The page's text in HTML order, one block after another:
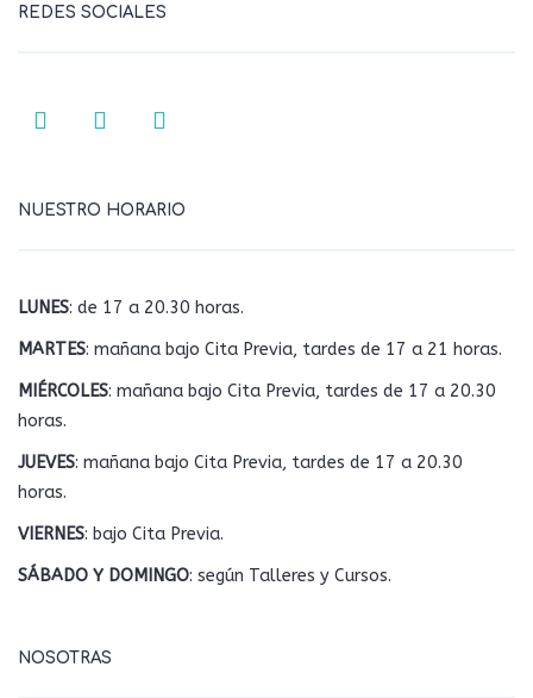
REDES SOCIALES
NUESTRO HORARIO
LUNES: de 17 a 20.30 horas.
MARTES: mañana bajo Cita Previa, tardes de 17 a 21 horas.
MIÉRCOLES: mañana bajo Cita Previa, tardes de 17 a 20.30
horas.
JUEVES: mañana bajo Cita Previa, tardes de 17 a 20.30
horas.
VIERNES: bajo Cita Previa.
SÁBADO Y DOMINGO: según Talleres y Cursos.
NOSOTRAS